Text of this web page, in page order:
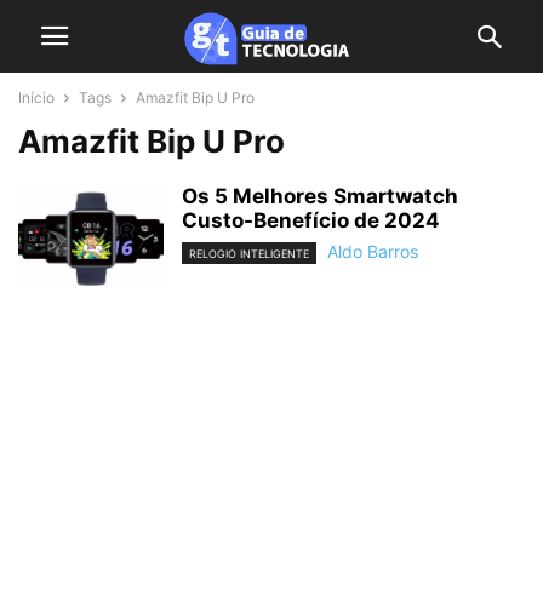
Início Tags Amazfit Bip U Pro
Amazfit Bip U Pro
Os 5 Melhores Smartwatch
Custo-Benefício de 2024
RELOGIO INTELIGENTE Aldo Barros